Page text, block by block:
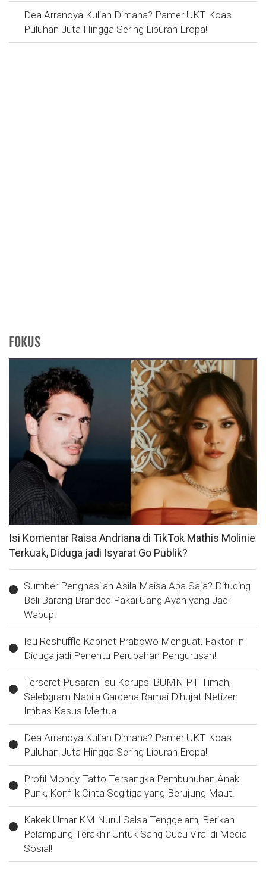
Dea Arranoya Kuliah Dimana? Pamer UKT Koas
Puluhan Juta Hingga Sering Liburan Eropa!
FOKUS
Isi Komentar Raisa Andriana di TikTok Mathis Molinie
Terkuak, Diduga jadi Isyarat Go Publik?
Sumber Penghasilan Asila Maisa Apa Saja? Dituding
Beli Barang Branded Pakai Uang Ayah yang Jadi
Wabup!
Isu Reshuffle Kabinet Prabowo Menguat, Faktor Ini
Diduga jadi Penentu Perubahan Pengurusan!
Terseret Pusaran Isu Korupsi BUMN PT Timah,
Selebgram Nabila Gardena Ramai Dihujat Netizen
Imbas Kasus Mertua
Dea Arranoya Kuliah Dimana? Pamer UKT Koas
Puluhan Juta Hingga Sering Liburan Eropa!
Profil Mondy Tatto Tersangka Pembunuhan Anak
Punk, Konflik Cinta Segitiga yang Berujung Maut!
Kakek Umar KM Nurul Salsa Tenggelam, Berikan
Pelampung Terakhir Untuk Sang Cucu Viral di Media
Sosial!